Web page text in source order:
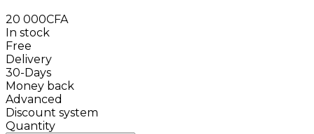
20 000CFA
In stock
Free
Delivery
30-Days
Money back
Advanced
Discount system
Quantity